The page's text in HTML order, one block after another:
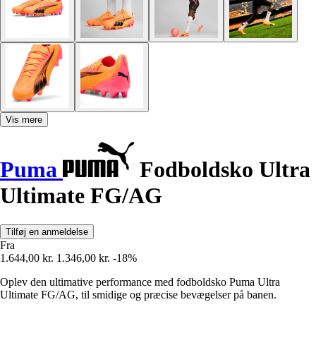
Vis mere
Puma
Fodboldsko Ultra
Ultimate FG/AG
Tilføj en anmeldelse
Fra
1.644,00 kr. 1.346,00 kr. -18%
Oplev den ultimative performance med fodboldsko Puma Ultra
Ultimate FG/AG, til smidige og præcise bevægelser på banen.